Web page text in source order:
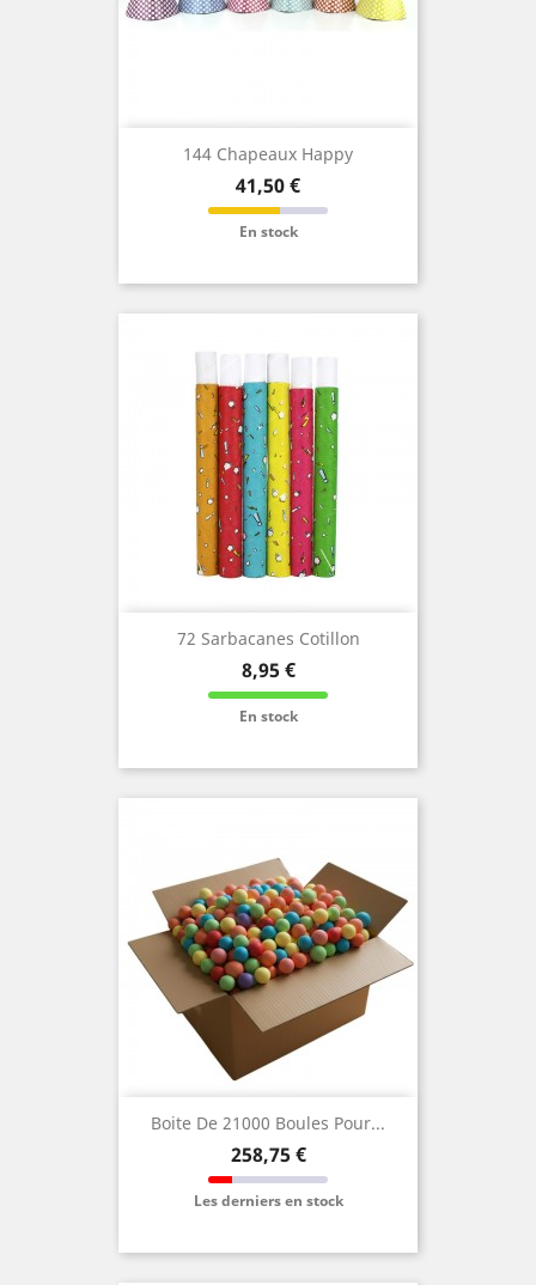
144 Chapeaux Happy
Prix
41,50 €
En stock
72 Sarbacanes Cotillon
Prix
8,95 €
En stock
Boite De 21000 Boules Pour...
Prix
258,75 €
Les derniers en stock